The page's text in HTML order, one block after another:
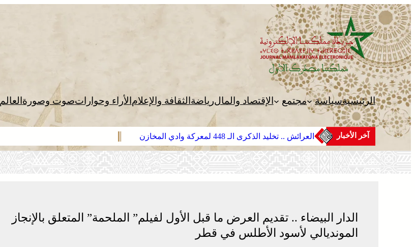
تخطى
إلى
المحتوى
الرئيسيةسياسة مجتمع الإقتصاد والمالرياضة الثقافة والإعلام الأراء وحواراتصوت وصورة العالم
آخر الأخبار العرائش .. تخليد الذكرى الـ 448 لمعركة وادي المخازن
الدار البيضاء .. تقديم العرض ما قبل الأول لفيلم” الملحمة” المتعلق بالإنجاز
المونديالي لأسود الأطلس في قطر